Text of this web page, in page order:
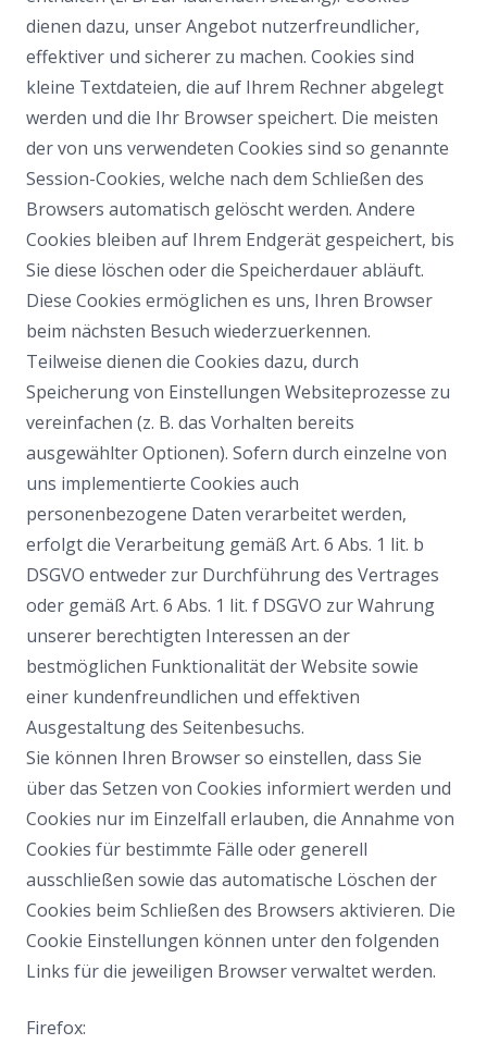
dienen dazu, unser Angebot nutzerfreundlicher,
effektiver und sicherer zu machen. Cookies sind
kleine Textdateien, die auf Ihrem Rechner abgelegt
werden und die Ihr Browser speichert. Die meisten
der von uns verwendeten Cookies sind so genannte
Session-Cookies, welche nach dem Schließen des
Browsers automatisch gelöscht werden. Andere
Cookies bleiben auf Ihrem Endgerät gespeichert, bis
Sie diese löschen oder die Speicherdauer abläuft.
Diese Cookies ermöglichen es uns, Ihren Browser
beim nächsten Besuch wiederzuerkennen.
Teilweise dienen die Cookies dazu, durch
Speicherung von Einstellungen Websiteprozesse zu
vereinfachen (z. B. das Vorhalten bereits
ausgewählter Optionen). Sofern durch einzelne von
uns implementierte Cookies auch
personenbezogene Daten verarbeitet werden,
erfolgt die Verarbeitung gemäß Art. 6 Abs. 1 lit. b
DSGVO entweder zur Durchführung des Vertrages
oder gemäß Art. 6 Abs. 1 lit. f DSGVO zur Wahrung
unserer berechtigten Interessen an der
bestmöglichen Funktionalität der Website sowie
einer kundenfreundlichen und effektiven
Ausgestaltung des Seitenbesuchs.
Sie können Ihren Browser so einstellen, dass Sie
über das Setzen von Cookies informiert werden und
Cookies nur im Einzelfall erlauben, die Annahme von
Cookies für bestimmte Fälle oder generell
ausschließen sowie das automatische Löschen der
Cookies beim Schließen des Browsers aktivieren. Die
Cookie Einstellungen können unter den folgenden
Links für die jeweiligen Browser verwaltet werden.
Firefox: